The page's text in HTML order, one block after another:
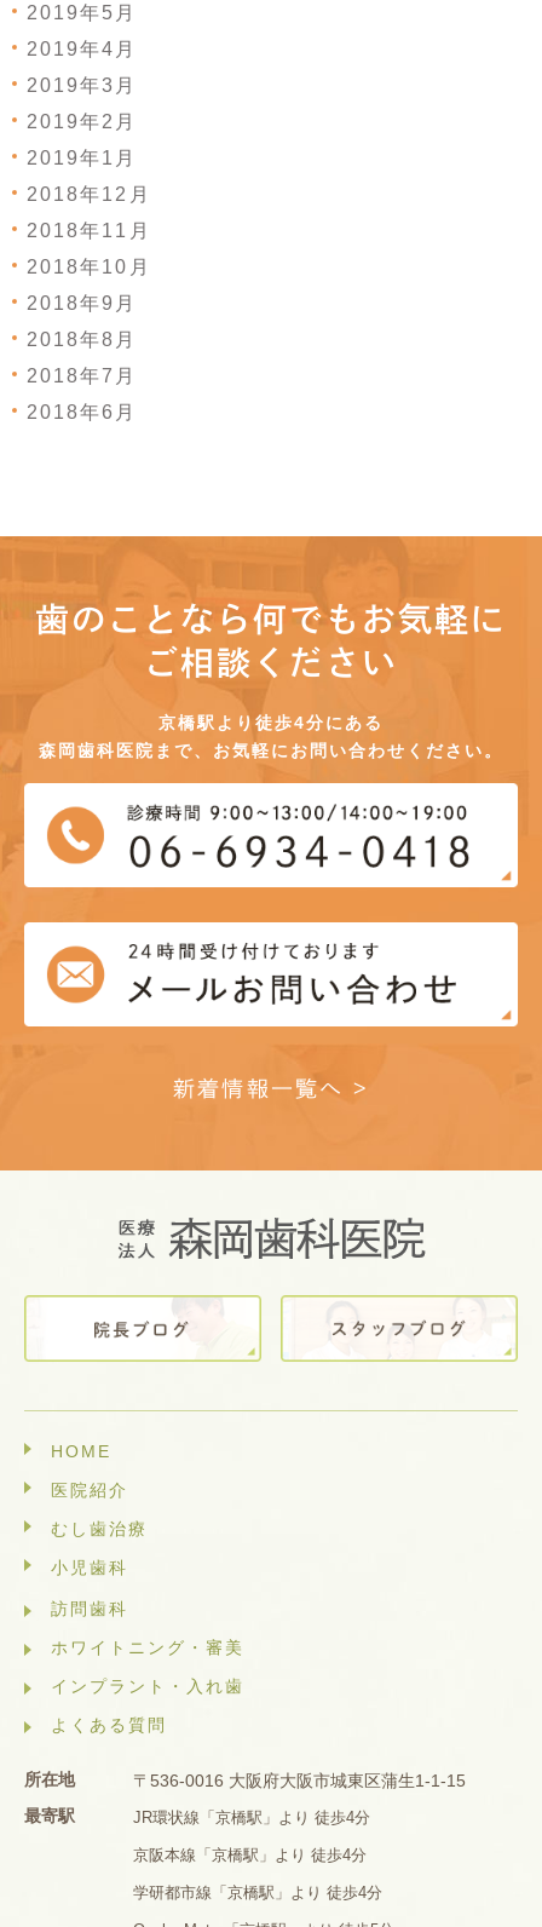
2019年5月
2019年4月
2019年3月
2019年2月
2019年1月
2018年12月
2018年11月
2018年10月
2018年9月
2018年8月
2018年7月
2018年6月
歯のことなら何でもお気軽に
ご相談ください
京橋駅より徒歩4分にある
森岡歯科医院まで、お気軽にお問い合わせください。
新着情報一覧へ >
HOME
医院紹介
むし歯治療
小児歯科
訪問歯科
ホワイトニング・審美
インプラント・入れ歯
よくある質問
所在地
〒536-0016 大阪府大阪市城東区蒲生1-1-15
最寄駅
JR環状線「京橋駅」より 徒歩4分
京阪本線「京橋駅」より 徒歩4分
学研都市線「京橋駅」より 徒歩4分